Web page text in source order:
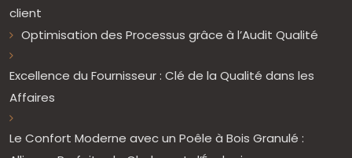
client
Optimisation des Processus grâce à l’Audit Qualité
Excellence du Fournisseur : Clé de la Qualité dans les
Affaires
Le Confort Moderne avec un Poêle à Bois Granulé :